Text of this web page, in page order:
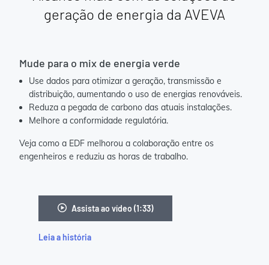
geração de energia da AVEVA
Mude para o mix de energia verde
Use dados para otimizar a geração, transmissão e
distribuição, aumentando o uso de energias renováveis.
Reduza a pegada de carbono das atuais instalações.
Melhore a conformidade regulatória.
Veja como a EDF melhorou a colaboração entre os
engenheiros e reduziu as horas de trabalho.
Assista ao vídeo (1:33)
Leia a história